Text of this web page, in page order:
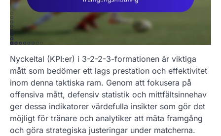
Nyckeltal (KPI:er) i 3-2-2-3-formationen är viktiga
mått som bedömer ett lags prestation och effektivitet
inom denna taktiska ram. Genom att fokusera på
offensiva mått, defensiv statistik och mittfältsinnehav
ger dessa indikatorer värdefulla insikter som gör det
möjligt för tränare och analytiker att mäta framgång
och göra strategiska justeringar under matcherna.